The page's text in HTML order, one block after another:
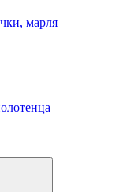
марля